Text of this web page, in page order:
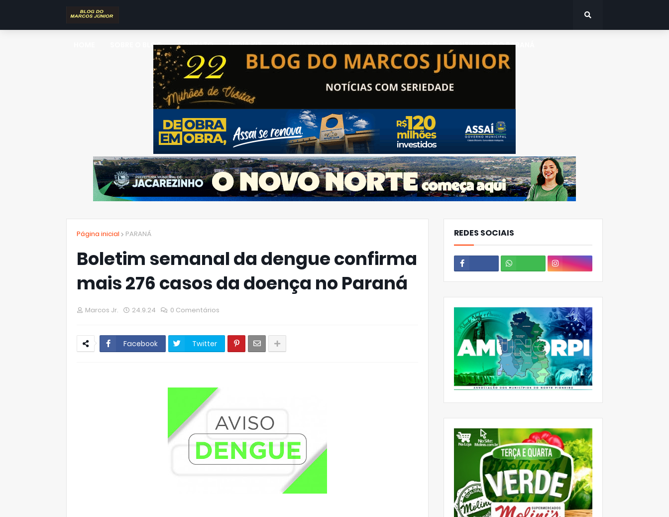
SOBRE O BLOG CONTATO MIDIA KIT COLUNA DO MARCOS GRUPO DO WHATS CANTINHOS DO PARANÁ
Página inicial PARANÁ
Boletim semanal da dengue confirma
mais 276 casos da doença no Paraná
Marcos Jr. 24.9.24 0 Comentários
Facebook Twitter
REDES SOCIAIS